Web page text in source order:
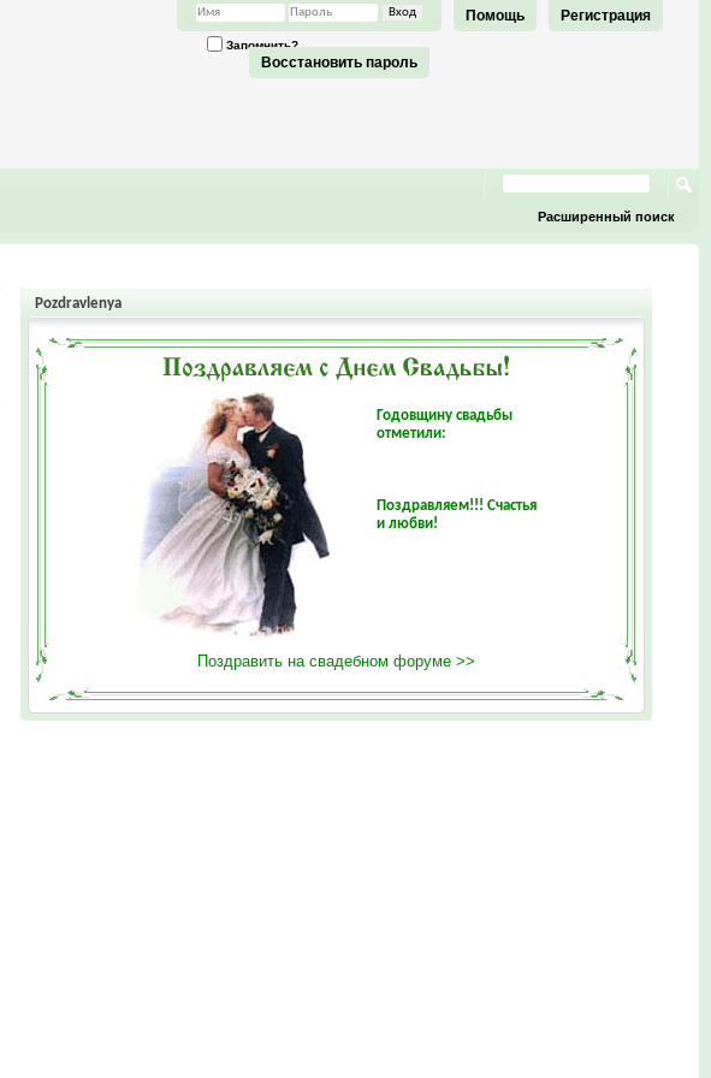
Регистрация
Помощь
Запомнить?
Восстановить пароль
Расширенный поиск
Pozdravlenya
Годовщину свадьбы
отметили:
Поздравляем!!! Счастья
и любви!
Поздравить на свадебном форуме >>